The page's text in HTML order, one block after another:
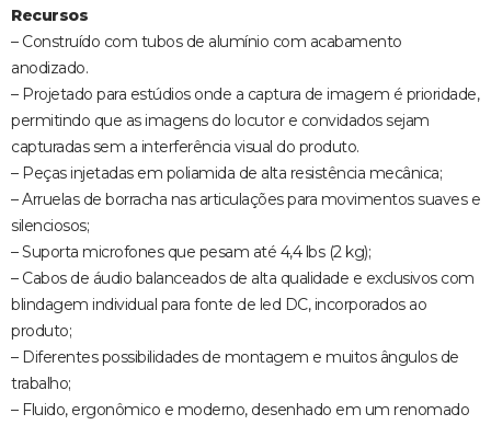
Recursos
– Construído com tubos de alumínio com acabamento
anodizado.
– Projetado para estúdios onde a captura de imagem é prioridade,
permitindo que as imagens do locutor e convidados sejam
capturadas sem a interferência visual do produto.
– Peças injetadas em poliamida de alta resistência mecânica;
– Arruelas de borracha nas articulações para movimentos suaves e
silenciosos;
– Suporta microfones que pesam até 4,4 lbs (2 kg);
– Cabos de áudio balanceados de alta qualidade e exclusivos com
blindagem individual para fonte de led DC, incorporados ao
produto;
– Diferentes possibilidades de montagem e muitos ângulos de
trabalho;
– Fluido, ergonômico e moderno, desenhado em um renomado